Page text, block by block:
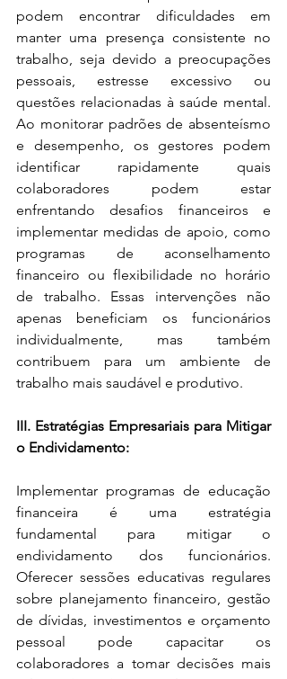
podem encontrar dificuldades em
manter uma presença consistente no
trabalho, seja devido a preocupações
pessoais, estresse excessivo ou
questões relacionadas à saúde mental.
Ao monitorar padrões de absenteísmo
e desempenho, os gestores podem
identificar rapidamente quais
colaboradores podem estar
enfrentando desafios financeiros e
implementar medidas de apoio, como
programas de aconselhamento
financeiro ou flexibilidade no horário
de trabalho. Essas intervenções não
apenas beneficiam os funcionários
individualmente, mas também
contribuem para um ambiente de
trabalho mais saudável e produtivo.
III. Estratégias Empresariais para Mitigar
o Endividamento:
Implementar programas de educação
financeira é uma estratégia
fundamental para mitigar o
endividamento dos funcionários.
Oferecer sessões educativas regulares
sobre planejamento financeiro, gestão
de dívidas, investimentos e orçamento
pessoal pode capacitar os
colaboradores a tomar decisões mais